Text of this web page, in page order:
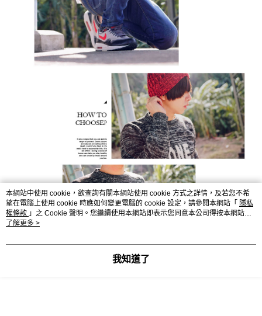
本網站中使用 cookie，欲查詢有關本網站使用 cookie 方式之詳情，及若您不希
望在電腦上使用 cookie 時應如何變更電腦的 cookie 設定，請參閱本網站「 隱私
權條款 」之 Cookie 聲明。您繼續使用本網站即表示您同意本公司得按本網站使
用條款之 Cookie 聲明使用 cookie。
了解更多 >
我知道了